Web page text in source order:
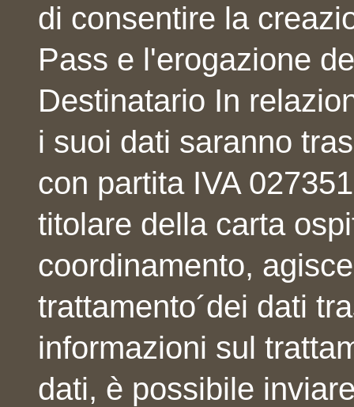
di consentire la
Pass e l'erogazione
Destinatario In
i suoi dati saranno
con partita IVA
titolare della carta
coordinamento,
trattamento´dei dati
informazioni sul
dati, è possibile